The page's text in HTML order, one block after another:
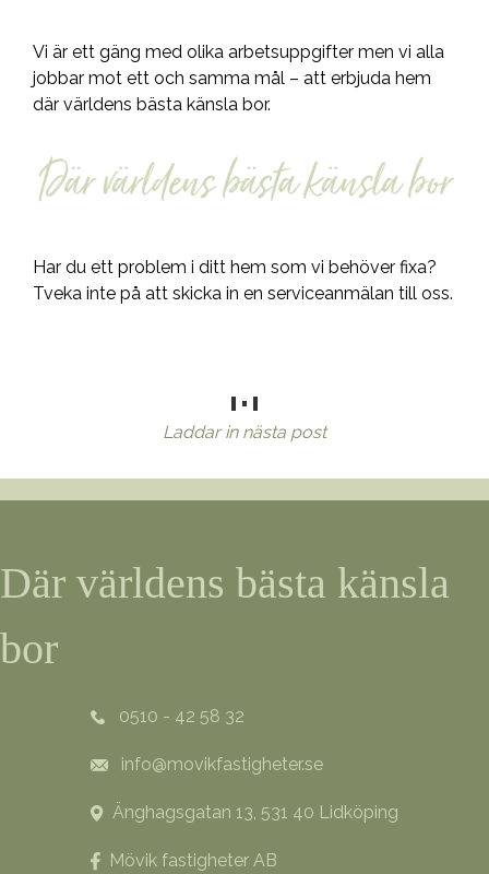
Vi är ett gäng med olika arbetsuppgifter men vi alla
jobbar mot ett och samma mål – att erbjuda hem
där världens bästa känsla bor.
Har du ett problem i ditt hem som vi behöver fixa?
Tveka inte på att skicka in en serviceanmälan till oss.
Laddar in nästa post
Där världens bästa känsla
bor
0510 - 42 58 32
info@movikfastigheter.se
Änghagsgatan 13, 531 40 Lidköping
Mövik fastigheter AB